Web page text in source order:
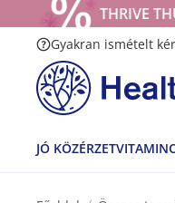
THRIVE
Gyakran ismételt
JÓ KÖZÉRZET